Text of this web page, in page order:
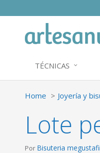
TÉCNICAS
Home Joyería y
Lote
Por Bisuteria